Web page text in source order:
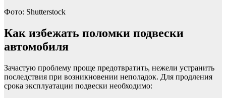
Фото: Shutterstock
Как избежать поломки подвески
автомобиля
Зачастую проблему проще предотвратить, нежели устранить
последствия при возникновении неполадок. Для продления
срока эксплуатации подвески необходимо: